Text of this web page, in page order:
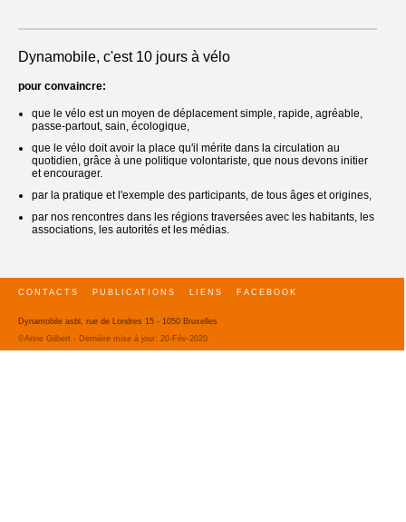
Dynamobile, c'est 10 jours à vélo
pour convaincre:
que le vélo est un moyen de déplacement simple, rapide, agréable,
passe-partout, sain, écologique,
que le vélo doit avoir la place qu'il mérite dans la circulation au
quotidien, grâce à une politique volontariste, que nous devons initier
et encourager.
par la pratique et l'exemple des participants, de tous âges et origines,
par nos rencontres dans les régions traversées avec les habitants, les
associations, les autorités et les médias.
CONTACTS PUBLICATIONS LIENS FACEBOOK
Dynamobile asbl, rue de Londres 15 - 1050 Bruxelles
©Anne Gilbert - Dernière mise à jour: 20-Fév-2020